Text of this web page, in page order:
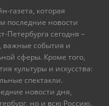
газета, которая
последние новости
Петербурга сегодня –
важные события и
сферы. Кроме того,
культуры и искусства:
спектакли.
новости дня,
но и всю Россию.